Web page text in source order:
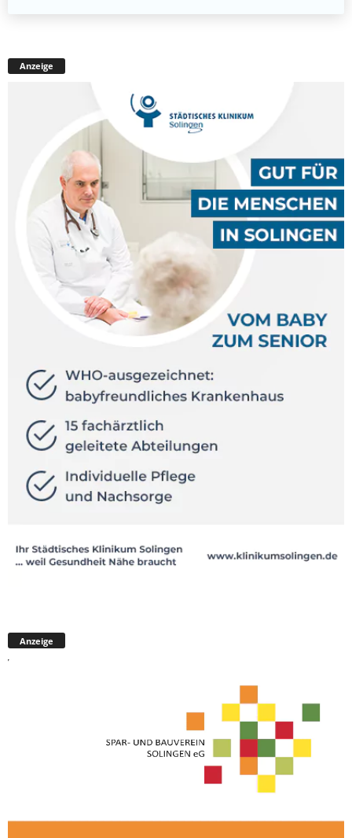
Anzeige
Anzeige